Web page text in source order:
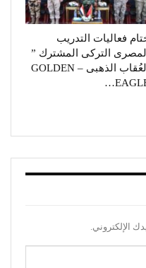
فعاليات التدريب
المصرى التركى المشترك ”
العُقاب الذهبى – GOLDEN
الإلكتروني.